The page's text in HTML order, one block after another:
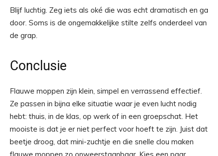
Blijf luchtig. Zeg iets als oké die was echt dramatisch en ga
door. Soms is de ongemakkelijke stilte zelfs onderdeel van
de grap.
Conclusie
Flauwe moppen zijn klein, simpel en verrassend effectief.
Ze passen in bijna elke situatie waar je even lucht nodig
hebt: thuis, in de klas, op werk of in een groepschat. Het
mooiste is dat je er niet perfect voor hoeft te zijn. Juist dat
beetje droog, dat mini-zuchtje en die snelle clou maken